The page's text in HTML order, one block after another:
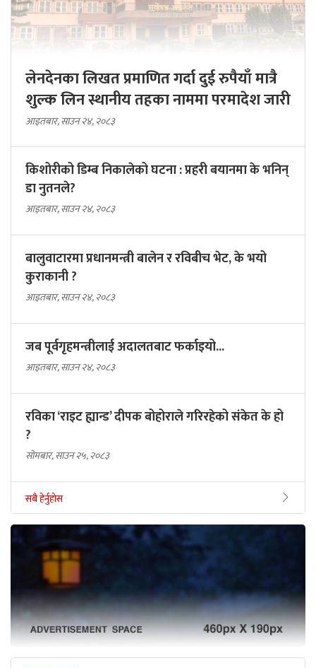
लेनदेनका लिखत प्रमाणित गर्दा दुई रुपैयाँ मात्रै
शुल्क लिन स्थानीय तहका नाममा परमादेश जारी
आइतबार, साउन २४, २०८३
किशोरीको डिम्ब निकालेको घटना : प्रहरी बयानमा के भनिन्
डा नुतनले?
आइतबार, साउन २४, २०८३
बालुवाटारमा प्रधानमन्त्री बालेन र रविबीच भेट, के भयो
कुराकानी ?
आइतबार, साउन २४, २०८३
जब पूर्वगृहमन्त्रीलाई अदालतबाट फर्काइयो...
आइतबार, साउन २४, २०८३
रविका ‘राइट ह्यान्ड’ दीपक बोहोराले गरिरहेको संकेत के हो
?
सोमबार, साउन २५, २०८३
सबै हेर्नुहोस